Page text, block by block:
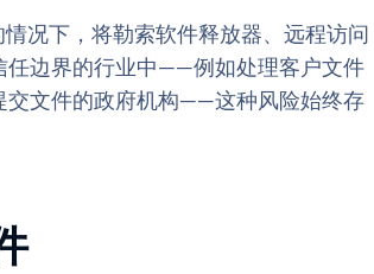
况下，将勒索软件释放器、远程访问
任边界的行业中——例如处理客户文件
交文件的政府机构——这种风险始终存